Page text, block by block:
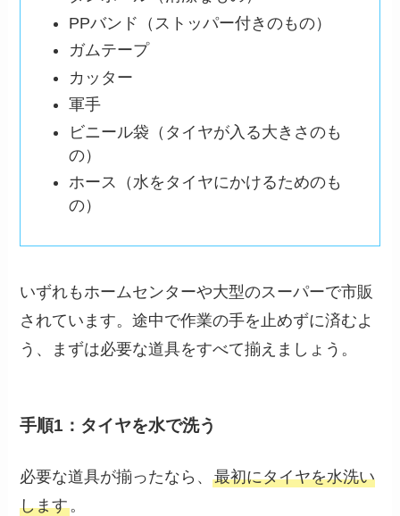
PPバンド（ストッパー付きのもの）
ガムテープ
カッター
軍手
ビニール袋（タイヤが入る大きさのも
の）
ホース（水をタイヤにかけるためのも
の）
いずれもホームセンターや大型のスーパーで市販
されています。途中で作業の手を止めずに済むよ
う、まずは必要な道具をすべて揃えましょう。
手順1：タイヤを水で洗う
必要な道具が揃ったなら、最初にタイヤを水洗い
します。